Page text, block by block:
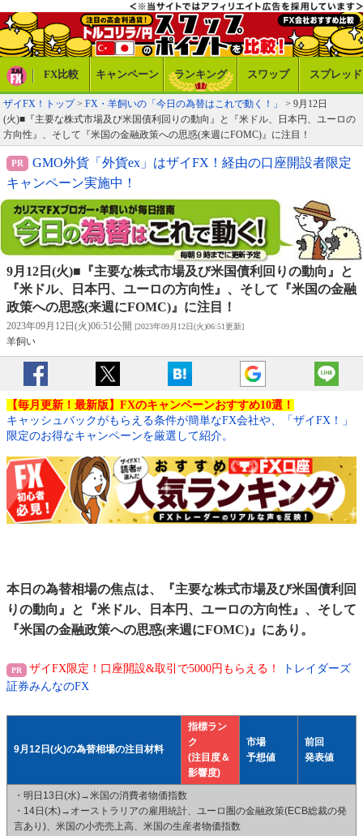
FX比較 キャンペーン ランキング スワップ スプレッド
ザイFX！トップ> FX・羊飼いの「今日の為替はこれで動く！」
> 9月12日
(火)■『主要な株式市場及び米国債利回りの動向』と『米ドル、日本円、ユーロの
方向性』、そして『米国の金融政策への思惑(来週にFOMC)』に注目！
GMO外貨「外貨ex」はザイFX！経由の口座開設者限定
キャンペーン実施中！
9月12日(火)■『主要な株式市場及び米国債利回りの動向』と
『米ドル、日本円、ユーロの方向性』、そして『米国の金融
政策への思惑(来週にFOMC)』に注目！
2023年09月12日(火)06:51公開 [2023年09月12日(火)06:51更新]
羊飼い
【毎月更新！最新版】FXのキャンペーンおすすめ10選！
キャッシュバックがもらえる条件が簡単なFX会社や、「ザイFX！」
限定のお得なキャンペーンを厳選して紹介。
本日の為替相場の焦点は、『主要な株式市場及び米国債利回
りの動向』と『米ドル、日本円、ユーロの方向性』、そして
『米国の金融政策への思惑(来週にFOMC)』にあり。
ザイFX限定！口座開設&取引で5000円もらえる！
トレイダーズ
証券みんなのFX
9月12日(火)の為替相場の注目材料
指標ラン
ク
(注目度＆
影響度)
市場
予想値
前回
発表値
・明日13日(水)→米国の消費者物価指数
・14日(木)→オーストラリアの雇用統計、ユーロ圏の金融政策(ECB総裁の発
言あり)、米国の小売売上高、米国の生産者物価指数